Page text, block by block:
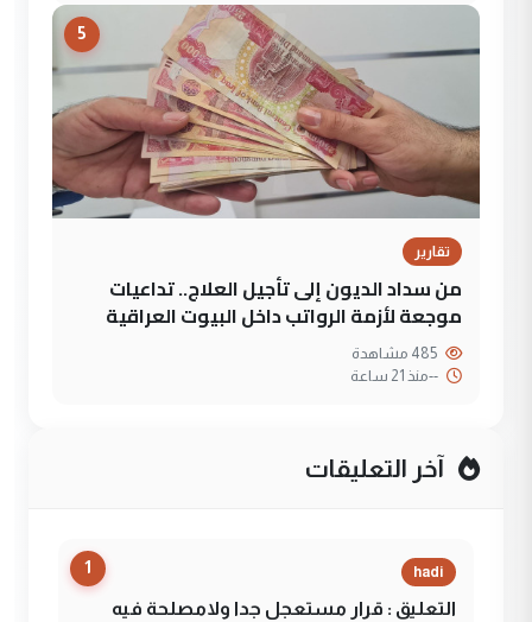
5
تقارير
من سداد الديون إلى تأجيل العلاج.. تداعيات
موجعة لأزمة الرواتب داخل البيوت العراقية
--منذ 21 ساعة
آخر التعليقات
1 hadi
التعليق : قرار مستعجل جدا ولامصلحة فيه